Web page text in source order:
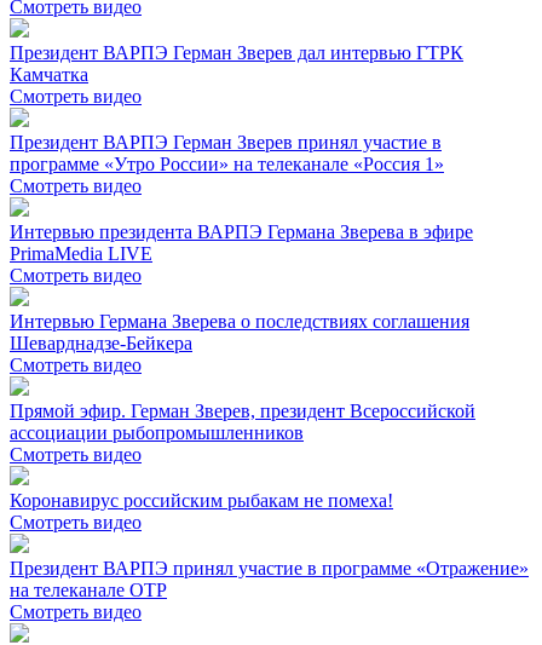
Смотреть видео
Президент ВАРПЭ Герман Зверев дал интервью ГТРК
Камчатка
Смотреть видео
Президент ВАРПЭ Герман Зверев принял участие в
программе «Утро России» на телеканале «Россия 1»
Смотреть видео
Интервью президента ВАРПЭ Германа Зверева в эфире
PrimaMedia LIVE
Смотреть видео
Интервью Германа Зверева о последствиях соглашения
Шеварднадзе-Бейкера
Смотреть видео
Прямой эфир. Герман Зверев, президент Всероссийской
ассоциации рыбопромышленников
Смотреть видео
Коронавирус российским рыбакам не помеха!
Смотреть видео
Президент ВАРПЭ принял участие в программе «Отражение»
на телеканале ОТР
Смотреть видео